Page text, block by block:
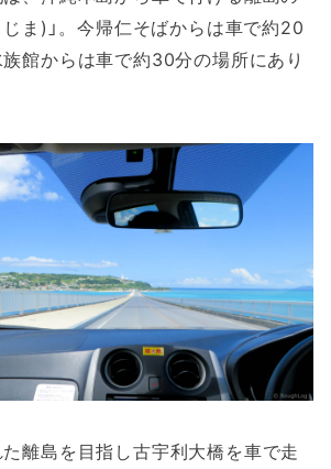
じま)」。今帰仁そばからは車で約20
館からは車で約30分の場所にあり
離島を目指し古宇利大橋を車で走